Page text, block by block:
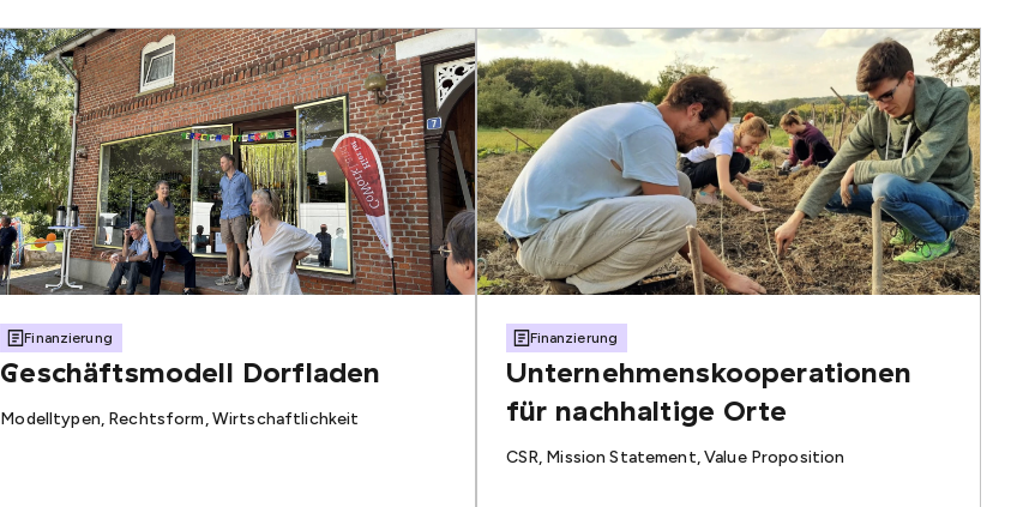
Finanzierung
Geschäftsmodell Dorfladen
Modelltypen, Rechtsform, Wirtschaftlichkeit
Finanzierung
Unternehmenskooperationen
für nachhaltige Orte
CSR, Mission Statement, Value Proposition